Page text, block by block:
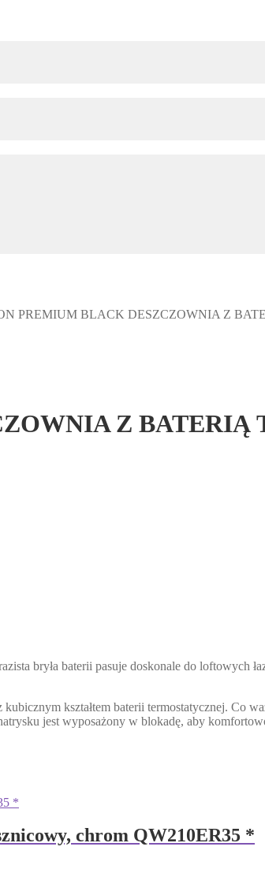
PREMIUM BLACK DESZCZOWNIA Z
Z BATERIĄ
bryła baterii pasuje doskonale do loftowych
kształtem baterii termostatycznej. Co
jest wyposażony w blokadę, aby
chrom QW210ER35 *